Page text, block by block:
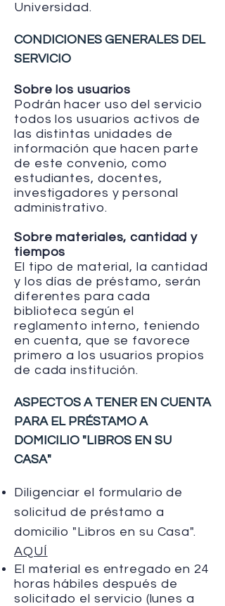
Universidad.
CONDICIONES GENERALES DEL
SERVICIO
Sobre los usuarios
Podrán hacer uso del servicio
todos los usuarios activos de
las distintas unidades de
información que hacen parte
de este convenio, como
estudiantes, docentes,
investigadores y personal
administrativo.
Sobre materiales, cantidad y
tiempos
El tipo de material, la cantidad
y los días de préstamo, serán
diferentes para cada
biblioteca según el
reglamento interno, teniendo
en cuenta, que se favorece
primero a los usuarios propios
de cada institución.
ASPECTOS A TENER EN CUENTA
PARA EL PRÉSTAMO A
DOMICILIO "LIBROS EN SU
CASA"
Diligenciar el formulario de
solicitud de préstamo a
domicilio "Libros en su Casa".
AQUÍ
El material es entregado en 24
horas hábiles después de
solicitado el servicio (lunes a